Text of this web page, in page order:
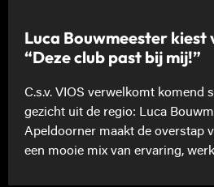
Luca Bouwmeester kiest
“Deze club past bij mij!”
C.s.v. VIOS verwelkomt komend
gezicht uit de regio: Luca
Apeldoorner maakt de overstap
een mooie mix van ervaring,